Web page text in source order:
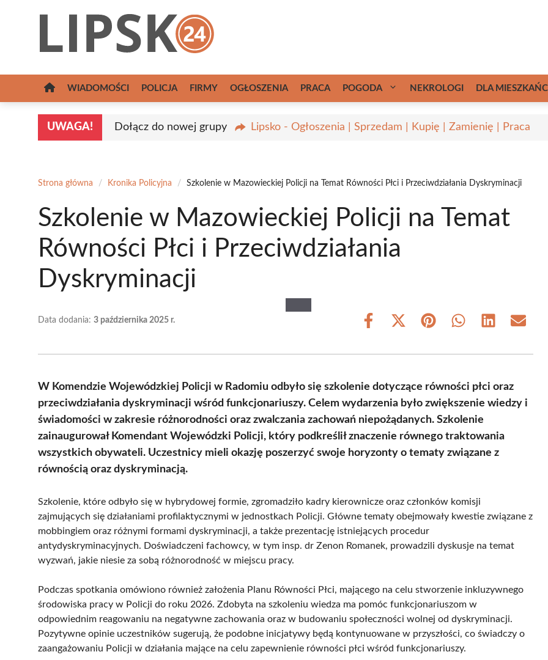
WIADOMOŚCI POLICJA FIRMY OGŁOSZENIA PRACA POGODA NEKROLOGI DLA
UWAGA! Dołącz do nowej grupy Lipsko - Ogłoszenia | Sprzedam | Kupię | Zamienię | Praca
Strona główna / Kronika Policyjna / Szkolenie w Mazowieckiej Policji na Temat Równości Płci i Przeciwdziałania Dyskryminacji
Szkolenie w Mazowieckiej Policji na Temat
Równości Płci i Przeciwdziałania
Dyskryminacji
Data dodania: 3 października 2025 r.
Share
Share
(Twitter)
Share Share Share Share
W Komendzie Wojewódzkiej Policji w Radomiu odbyło się szkolenie dotyczące równości płci oraz
przeciwdziałania dyskryminacji wśród funkcjonariuszy. Celem wydarzenia było zwiększenie wiedzy i
świadomości w zakresie różnorodności oraz zwalczania zachowań niepożądanych. Szkolenie
zainaugurował Komendant Wojewódzki Policji, który podkreślił znaczenie równego traktowania
wszystkich obywateli. Uczestnicy mieli okazję poszerzyć swoje horyzonty o tematy związane z
równością oraz dyskryminacją.
Szkolenie, które odbyło się w hybrydowej formie, zgromadziło kadry kierownicze oraz członków komisji
zajmujących się działaniami profilaktycznymi w jednostkach Policji. Główne tematy obejmowały kwestie związane z
mobbingiem oraz różnymi formami dyskryminacji, a także prezentację istniejących procedur
antydyskryminacyjnych. Doświadczeni fachowcy, w tym insp. dr Zenon Romanek, prowadzili dyskusje na temat
wyzwań, jakie niesie za sobą różnorodność w miejscu pracy.
Podczas spotkania omówiono również założenia Planu Równości Płci, mającego na celu stworzenie inkluzywnego
środowiska pracy w Policji do roku 2026. Zdobyta na szkoleniu wiedza ma pomóc funkcjonariuszom w
odpowiednim reagowaniu na negatywne zachowania oraz w budowaniu społeczności wolnej od dyskryminacji.
Pozytywne opinie uczestników sugerują, że podobne inicjatywy będą kontynuowane w przyszłości, co świadczy o
zaangażowaniu Policji w działania mające na celu zapewnienie równości płci wśród funkcjonariuszy.